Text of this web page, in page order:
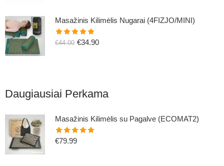
Masažinis Kilimėlis Nugarai (4FIZJO/MINI)
Įvertinimas:
€44.00 €34.90
Daugiausiai Perkama
Masažinis Kilimėlis su Pagalve (ECOMAT2)
Įvertinimas:
€79.99